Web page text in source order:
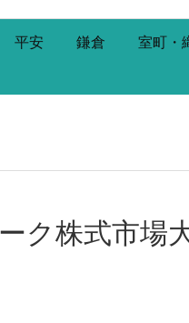
平安 鎌倉 室町・
ク株式市場